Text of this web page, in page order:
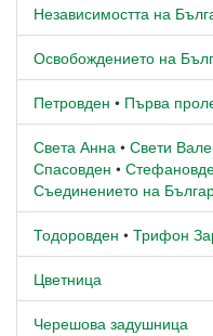
Независимостта на
Освобождението на
Петровден • Първа
Света Анна • Свети
Спасовден •
Съединението на
Тодоровден • Трифон
Цветница
Черешова задушница